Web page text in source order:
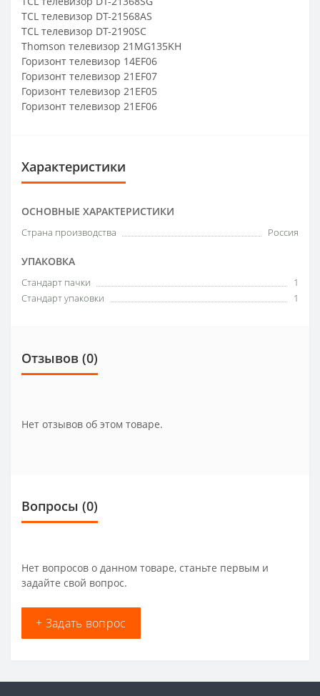
TCL телевизор DT-21568AS
TCL телевизор DT-2190SC
Thomson телевизор 21MG135KH
Горизонт телевизор 14EF06
Горизонт телевизор 21EF07
Горизонт телевизор 21EF05
Горизонт телевизор 21EF06
Характеристики
ОСНОВНЫЕ ХАРАКТЕРИСТИКИ
Страна производства Россия
УПАКОВКА
Стандарт пачки
1
Стандарт упаковки
1
Отзывов (0)
Нет отзывов об этом товаре.
Вопросы (0)
Нет вопросов о данном товаре, станьте первым и
задайте свой вопрос.
+ Задать вопрос